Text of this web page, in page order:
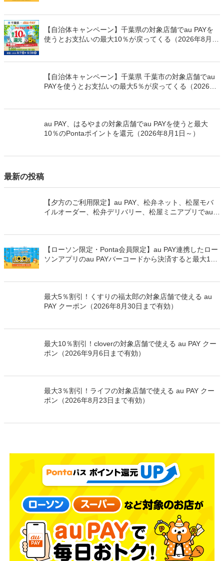
【自治体キャンペーン】千葉県の対象店舗でau PAYを
使うとお支払いの最大10％が戻ってくる（2026年8月7
【自治体キャンペーン】千葉県 千葉市の対象店舗でau
PAYを使うとお支払いの最大5％が戻ってくる（2026年
au PAY、はるやまの対象店舗でau PAYを使うと最大
10％のPontaポイントを還元（2026年8月1日～）
最新の投稿
【夕方のご利用限定】au PAY、松弁ネット、松屋モバ
イルオーダー、松弁デリバリー、松屋ミニアプリでau
【ローソン限定・Ponta会員限定】au PAY連携したロー
ソンアプリのau PAYバーコードから決済すると最大100
最大5％割引！くすりの福太郎の対象店舗で使える au
PAY クーポン（2026年8月30日まで有効）
最大10％割引！cloverの対象店舗で使える au PAY クー
ポン（2026年9月6日まで有効）
最大3％割引！ライフの対象店舗で使える au PAY クー
ポン（2026年8月23日まで有効）